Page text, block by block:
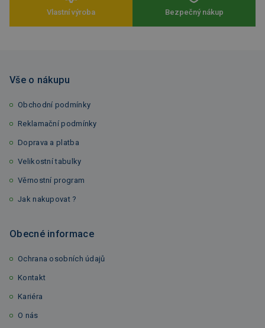
Vlastní výroba Bezpečný nákup
Vše o nákupu
Obchodní podmínky
Reklamační podmínky
Doprava a platba
Velikostní tabulky
Věrnostní program
Jak nakupovat ?
Obecné informace
Ochrana osobních údajů
Kontakt
Kariéra
O nás